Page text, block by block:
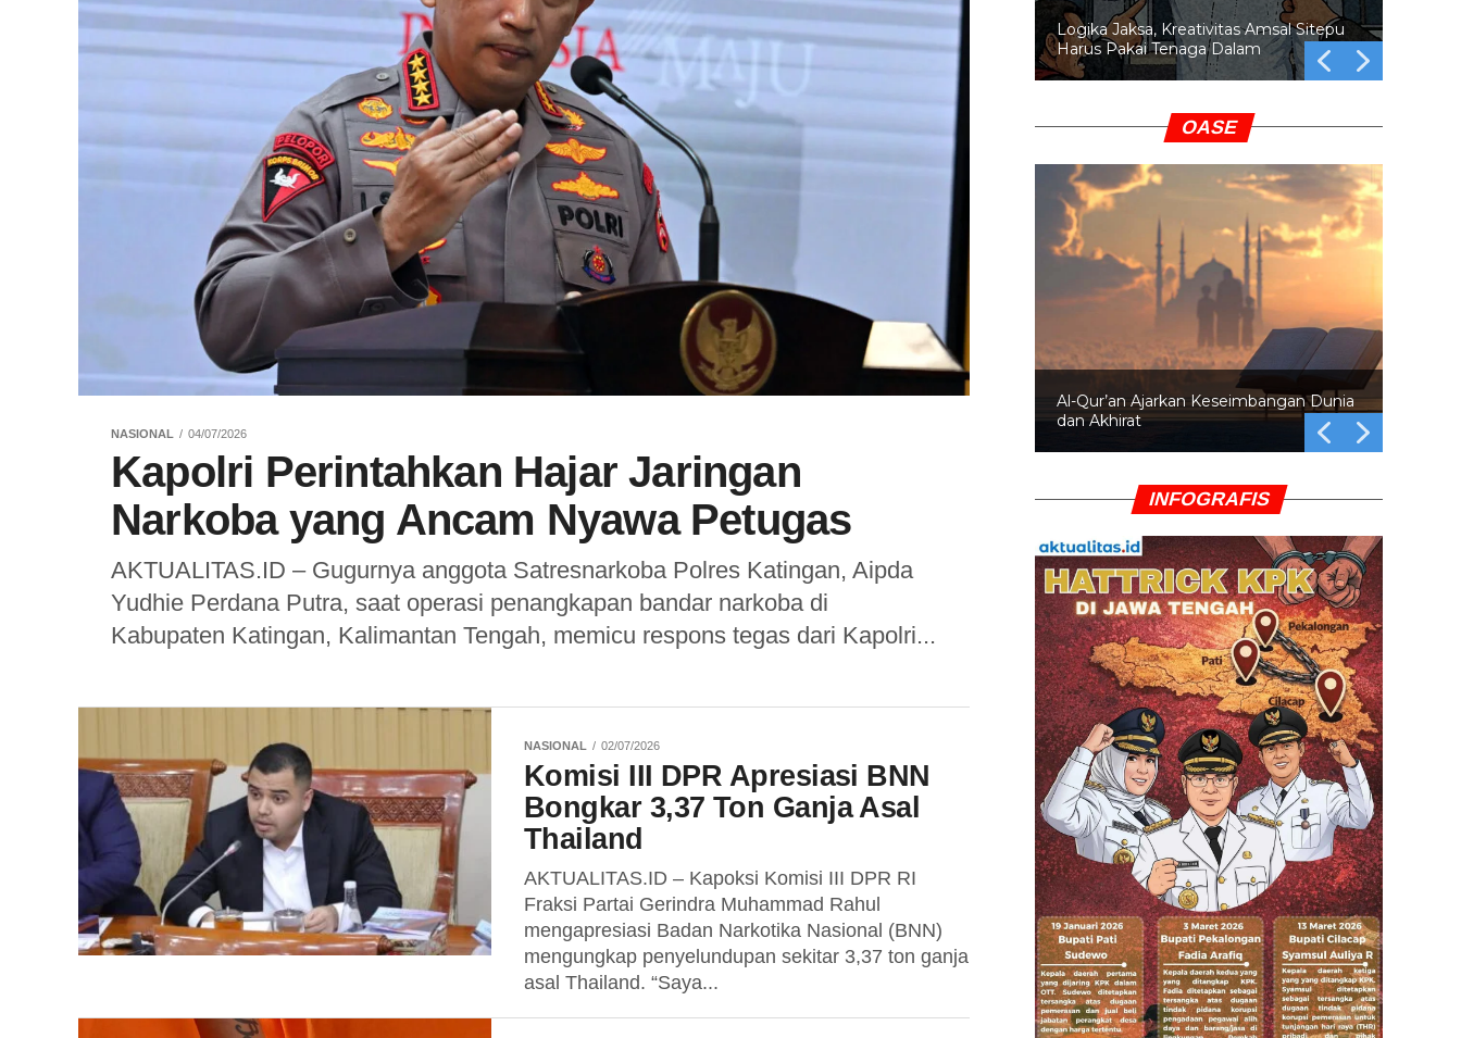
NASIONAL 04/07/2026
Kapolri Perintahkan Hajar Jaringan
Narkoba yang Ancam Nyawa Petugas
AKTUALITAS.ID – Gugurnya anggota Satresnarkoba Polres Katingan, Aipda
Yudhie Perdana Putra, saat operasi penangkapan bandar narkoba di
Kabupaten Katingan, Kalimantan Tengah, memicu respons tegas dari Kapolri...
NASIONAL 02/07/2026
Komisi III DPR Apresiasi BNN
Bongkar 3,37 Ton Ganja Asal
Thailand
AKTUALITAS.ID – Kapoksi Komisi III DPR RI
Fraksi Partai Gerindra Muhammad Rahul
mengapresiasi Badan Narkotika Nasional (BNN)
mengungkap penyelundupan sekitar 3,37 ton ganja
asal Thailand. “Saya...
Logika Jaksa, Kreativitas Amsal Sitepu
Harus Pakai Tenaga Dalam
OASE
Al-Qur’an Ajarkan Keseimbangan Dunia
dan Akhirat
INFOGRAFIS